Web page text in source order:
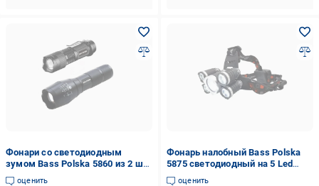
Фонари со светодиодным
зумом Bass Polska 5860 из 2 шт.
(11872801)
оценить
Фонарь налобный Bass Polska
5875 светодиодный на 5 Led
ламп
оценить